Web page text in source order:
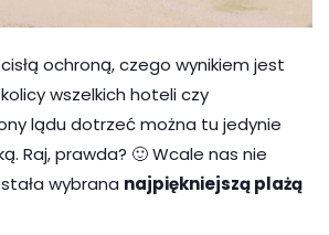
ochroną, czego wynikiem jest
wszelkich hoteli czy
lądu dotrzeć można tu jedynie
Raj, prawda? 🙂 Wcale nas nie
wybrana najpiękniejszą plażą